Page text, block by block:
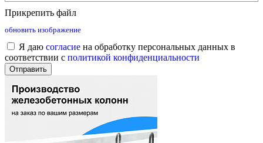
Прикрепить файл
обновить изображение
Я даю согласие на обработку персональных данных в
соответствии с политикой конфиденциальности